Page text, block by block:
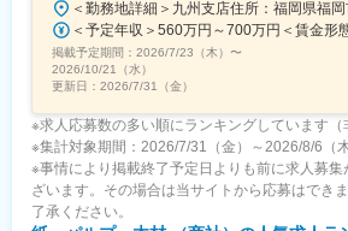
掲載予定期間： 2026/7/23（木） 〜
2026/10/21（水）
更新日： 2026/7/31（金）
※求人応募数の多い順にランキングしています（
※集計対象期間：2026/7/31（金）～2026/8/6（木
※事情により掲載終了予定日よりも前に求人募
ざいます。その場合は当サイトから応募はでき
了承ください。